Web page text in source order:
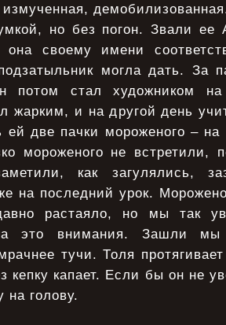
измученная,
но без погон. Звали ее
своему имени
могла дать. За
потом стал художником на
жарким, и на другой день
ей две пачки мороженого –
мороженого не встретили,
как загулялись,
на последний урок.
растаяло, но мы так
это внимания. Зашли мы
тучи. Толя
кепку капает. Если бы он не
на голову.